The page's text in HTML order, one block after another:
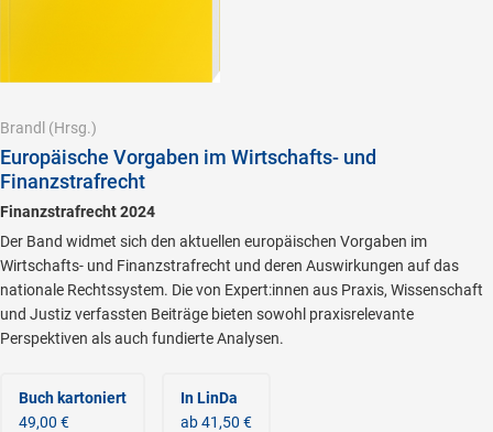
Brandl (Hrsg.)
Europäische Vorgaben im Wirtschafts- und
Finanzstrafrecht
Finanzstrafrecht 2024
Der Band widmet sich den aktuellen europäischen Vorgaben im
Wirtschafts- und Finanzstrafrecht und deren Auswirkungen auf das
nationale Rechtssystem. Die von Expert:innen aus Praxis, Wissenschaft
und Justiz verfassten Beiträge bieten sowohl praxisrelevante
Perspektiven als auch fundierte Analysen.
Buch kartoniert
49,00 €
In LinDa
ab 41,50 €